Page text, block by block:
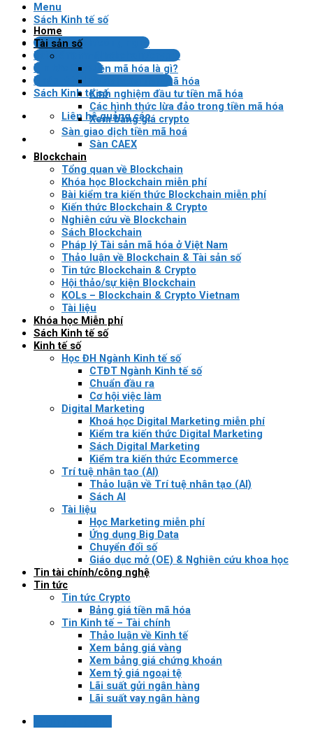
Menu
Sách Kinh tế số
Tin tài chính/công nghệ
Bài kiểm tra Blockchain/crypto
Tin tức Crypto
Pháp lý VN về tài sản mã hóa
Sách Kinh tế số
Liên hệ quảng cáo
Home
Tài sản số
Tiền mã hóa là gì?
Lợi ích của tiền mã hóa
Kinh nghiệm đầu tư tiền mã hóa
Các hình thức lừa đảo trong tiền mã hóa
Xem bảng giá crypto
Sàn giao dịch tiền mã hoá
Sàn CAEX
Blockchain
Tổng quan về Blockchain
Khóa học Blockchain miễn phí
Bài kiểm tra kiến thức Blockchain miễn phí
Kiến thức Blockchain & Crypto
Nghiên cứu về Blockchain
Sách Blockchain
Pháp lý Tài sản mã hóa ở Việt Nam
Thảo luận về Blockchain & Tài sản số
Tin tức Blockchain & Crypto
Hội thảo/sự kiện Blockchain
KOLs – Blockchain & Crypto Vietnam
Tài liệu
Khóa học Miễn phí
Sách Kinh tế số
Kinh tế số
Học ĐH Ngành Kinh tế số
CTĐT Ngành Kinh tế số
Chuẩn đầu ra
Cơ hội việc làm
Digital Marketing
Khoá học Digital Marketing miễn phí
Kiểm tra kiến thức Digital Marketing
Sách Digital Marketing
Kiểm tra kiến thức Ecommerce
Trí tuệ nhân tạo (AI)
Thảo luận về Trí tuệ nhân tạo (AI)
Sách AI
Tài liệu
Học Marketing miễn phí
Ứng dụng Big Data
Chuyển đổi số
Giáo dục mở (OE) & Nghiên cứu khoa học
Tin tài chính/công nghệ
Tin tức
Tin tức Crypto
Bảng giá tiền mã hóa
Tin Kinh tế – Tài chính
Thảo luận về Kinh tế
Xem bảng giá vàng
Xem bảng giá chứng khoán
Xem tỷ giá ngoại tệ
Lãi suất gửi ngân hàng
Lãi suất vay ngân hàng